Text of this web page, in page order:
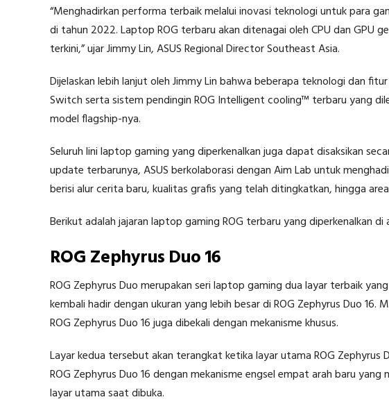
“Menghadirkan performa terbaik melalui inovasi teknologi untuk para
di tahun 2022. Laptop ROG terbaru akan ditenagai oleh CPU dan GPU
terkini,” ujar Jimmy Lin, ASUS Regional Director Southeast Asia.
Dijelaskan lebih lanjut oleh Jimmy Lin bahwa beberapa teknologi dan
Switch serta sistem pendingin ROG Intelligent cooling™ terbaru yang
model flagship-nya.
Seluruh lini laptop gaming yang diperkenalkan juga dapat disaksikan
update terbarunya, ASUS berkolaborasi dengan Aim Lab untuk
berisi alur cerita baru, kualitas grafis yang telah ditingkatkan, hingga
Berikut adalah jajaran laptop gaming ROG terbaru yang diperkenalkan di
ROG Zephyrus Duo 16
ROG Zephyrus Duo merupakan seri laptop gaming dua layar terbaik
kembali hadir dengan ukuran yang lebih besar di ROG Zephyrus Duo 16.
ROG Zephyrus Duo 16 juga dibekali dengan mekanisme khusus.
Layar kedua tersebut akan terangkat ketika layar utama ROG Zephyrus
ROG Zephyrus Duo 16 dengan mekanisme engsel empat arah baru
layar utama saat dibuka.